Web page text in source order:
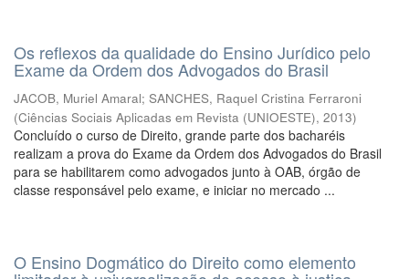
Os reflexos da qualidade do Ensino Jurídico pelo
Exame da Ordem dos Advogados do Brasil
JACOB, Muriel Amaral; SANCHES, Raquel Cristina Ferraroni
(Ciências Sociais Aplicadas em Revista (UNIOESTE), 2013)
Concluído o curso de Direito, grande parte dos bacharéis
realizam a prova do Exame da Ordem dos Advogados do Brasil
para se habilitarem como advogados junto à OAB, órgão de
classe responsável pelo exame, e iniciar no mercado ...
O Ensino Dogmático do Direito como elemento